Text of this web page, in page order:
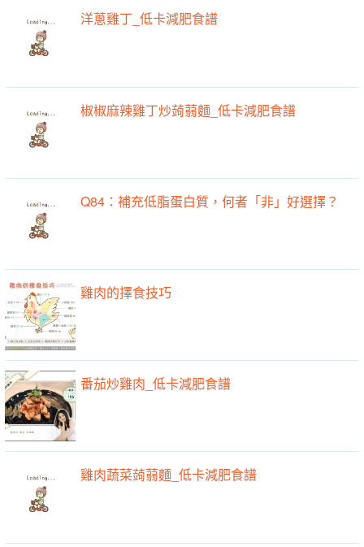
洋蔥雞丁_低卡減肥食譜
椒椒麻辣雞丁炒蒟蒻麵_低卡減肥食譜
Q84：補充低脂蛋白質，何者「非」好選擇？
雞肉的擇食技巧
番茄炒雞肉_低卡減肥食譜
雞肉蔬菜蒟蒻麵_低卡減肥食譜